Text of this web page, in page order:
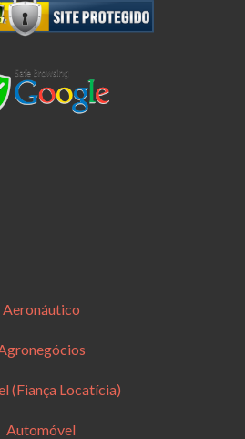
Aeronáutico
(Fiança Locatícia)
Automóvel